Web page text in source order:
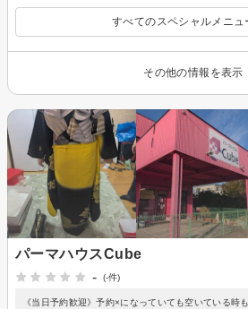
すべてのスペシャルメニュ
その他の情報を表示
パーマハウスCube
-
(-件)
《当日予約歓迎》予約×になっていても空いている時